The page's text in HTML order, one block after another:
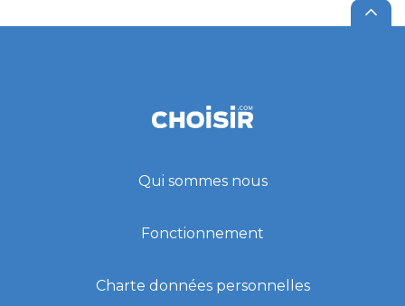
Qui sommes nous
Fonctionnement
Charte données personnelles